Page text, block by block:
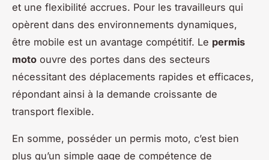
et une flexibilité accrues. Pour les travailleurs qui
opèrent dans des environnements dynamiques,
être mobile est un avantage compétitif. Le permis
moto ouvre des portes dans des secteurs
nécessitant des déplacements rapides et efficaces,
répondant ainsi à la demande croissante de
transport flexible.
En somme, posséder un permis moto, c’est bien
plus qu’un simple gage de compétence de